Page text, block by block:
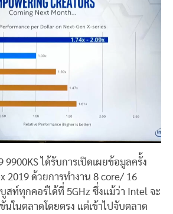
9900KS ได้รับการเปิดเผยข้อมูลครั้ง
2019 ด้วยการทำงาน 8 core/ 16
สท์ทุกคอร์ได้ที่ 5GHz ซึ่งแม้ว่า Intel จะ
นในตลาดโดยตรง แต่เข้าไปจับตลาด